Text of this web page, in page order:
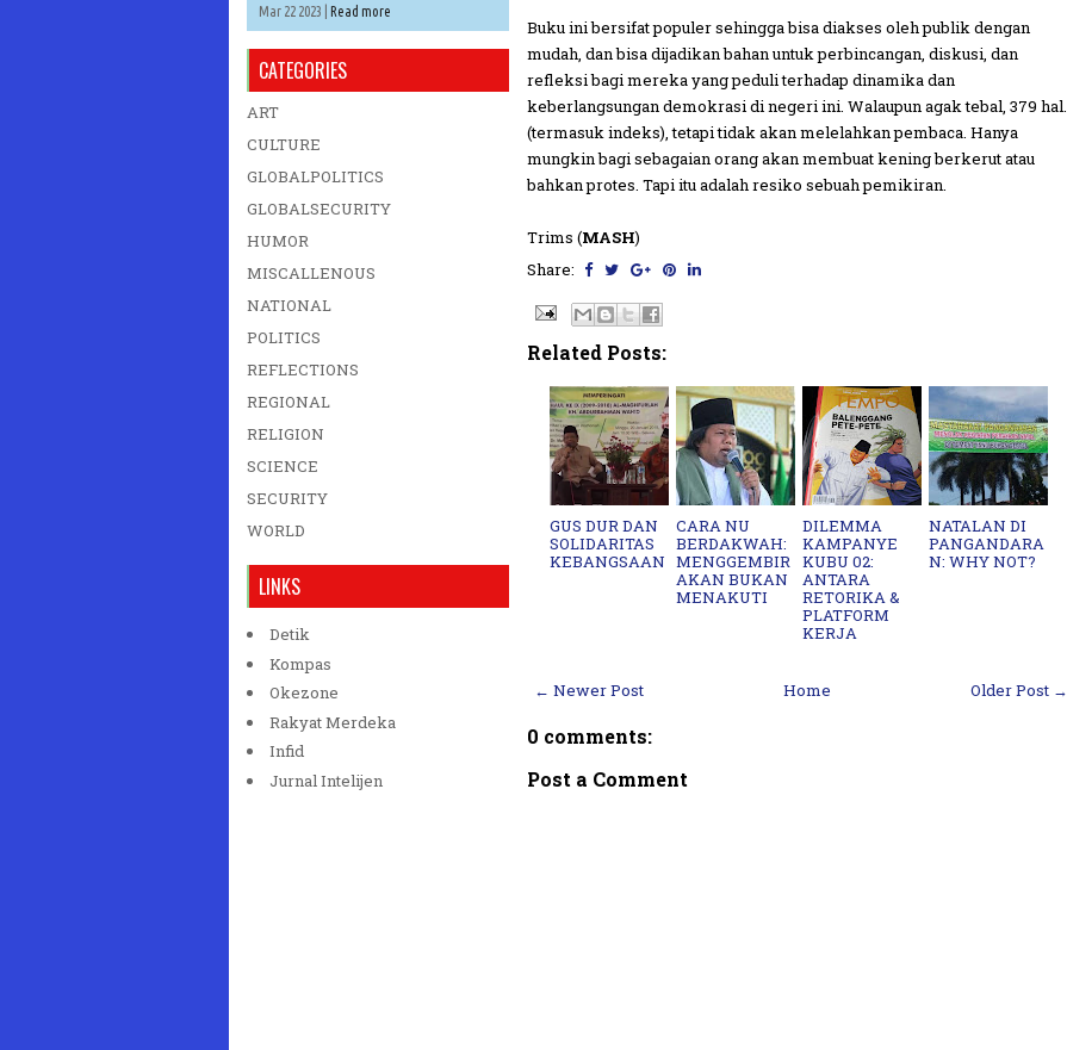
Buku ini bersifat populer sehingga bisa diakses oleh publik dengan
mudah, dan bisa dijadikan bahan untuk perbincangan, diskusi, dan
refleksi bagi mereka yang peduli terhadap dinamika dan
keberlangsungan demokrasi di negeri ini. Walaupun agak tebal, 379 hal.
(termasuk indeks), tetapi tidak akan melelahkan pembaca. Hanya
mungkin bagi sebagaian orang akan membuat kening berkerut atau
bahkan protes. Tapi itu adalah resiko sebuah pemikiran.
Trims (MASH)
Share:
Related Posts:
GUS DUR DAN
SOLIDARITAS
KEBANGSAAN
CARA NU
BERDAKWAH:
MENGGEMBIR
AKAN BUKAN
MENAKUTI
DILEMMA
KAMPANYE
KUBU 02:
ANTARA
RETORIKA &
PLATFORM
KERJA
NATALAN DI
PANGANDARA
N: WHY NOT?
← Newer Post Older Post →
Home
0 comments:
Post a Comment
Mar 22 2023 | Read more
CATEGORIES
ART
CULTURE
GLOBALPOLITICS
GLOBALSECURITY
HUMOR
MISCALLENOUS
NATIONAL
POLITICS
REFLECTIONS
REGIONAL
RELIGION
SCIENCE
SECURITY
WORLD
LINKS
Detik
Kompas
Okezone
Rakyat Merdeka
Infid
Jurnal Intelijen